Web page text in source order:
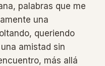
palabras que me
una
queriendo
amistad sin
más allá